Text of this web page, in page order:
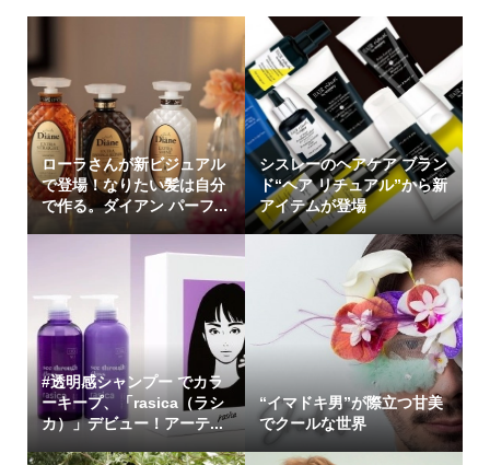
ローラさんが新ビジュアル
で登場！なりたい髪は自分
で作る。ダイアン パーフ...
シスレーのヘアケア ブラン
ド“ヘア リチュアル”から新
アイテムが登場
#透明感シャンプー でカラ
ーキープ、「rasica（ラシ
カ）」デビュー！アーテ...
“イマドキ男”が際立つ甘美
でクールな世界